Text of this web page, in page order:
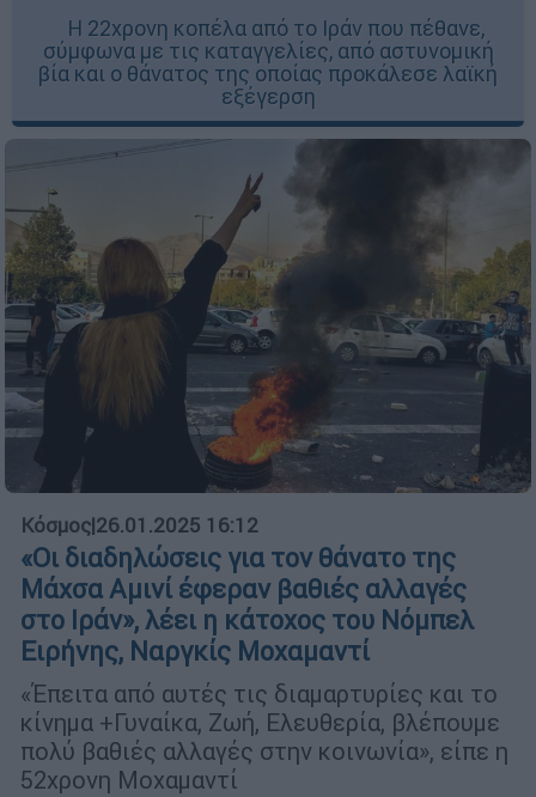
Η 22χρονη κοπέλα από το Ιράν που πέθανε,
σύμφωνα με τις καταγγελίες, από αστυνομική
βία και ο θάνατος της οποίας προκάλεσε λαϊκή
εξέγερση
Κόσμος|26.01.2025 16:12
«Οι διαδηλώσεις για τον θάνατο της
Μάχσα Αμινί έφεραν βαθιές αλλαγές
στο Ιράν», λέει η κάτοχος του Νόμπελ
Ειρήνης, Ναργκίς Μοχαμαντί
«Έπειτα από αυτές τις διαμαρτυρίες και το
κίνημα +Γυναίκα, Ζωή, Ελευθερία, βλέπουμε
πολύ βαθιές αλλαγές στην κοινωνία», είπε η
52χρονη Μοχαμαντί